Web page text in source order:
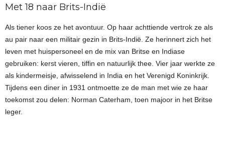
Met 18 naar Brits-Indië
Als tiener koos ze het avontuur. Op haar achttiende vertrok ze als
au pair naar een militair gezin in Brits-Indië. Ze herinnert zich het
leven met huispersoneel en de mix van Britse en Indiase
gebruiken: kerst vieren, tiffin en natuurlijk thee. Vier jaar werkte ze
als kindermeisje, afwisselend in India en het Verenigd Koninkrijk.
Tijdens een diner in 1931 ontmoette ze de man met wie ze haar
toekomst zou delen: Norman Caterham, toen majoor in het Britse
leger.